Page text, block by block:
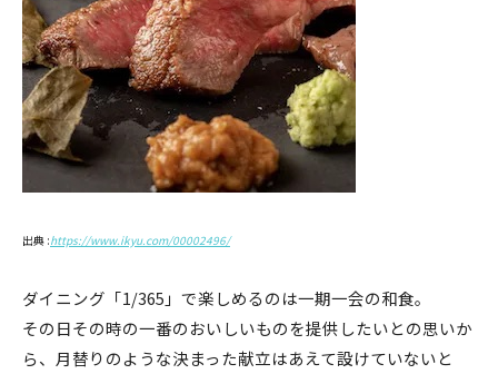
出典 :https://www.ikyu.com/00002496/
ダイニング「1/365」で楽しめるのは一期一会の和食。
その日その時の一番のおいしいものを提供したいとの思いか
ら、月替りのような決まった献立はあえて設けていないと